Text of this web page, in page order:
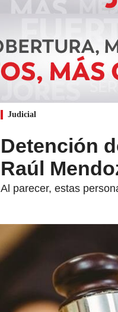
Judicial
Detención
Raúl
Al parecer, estas